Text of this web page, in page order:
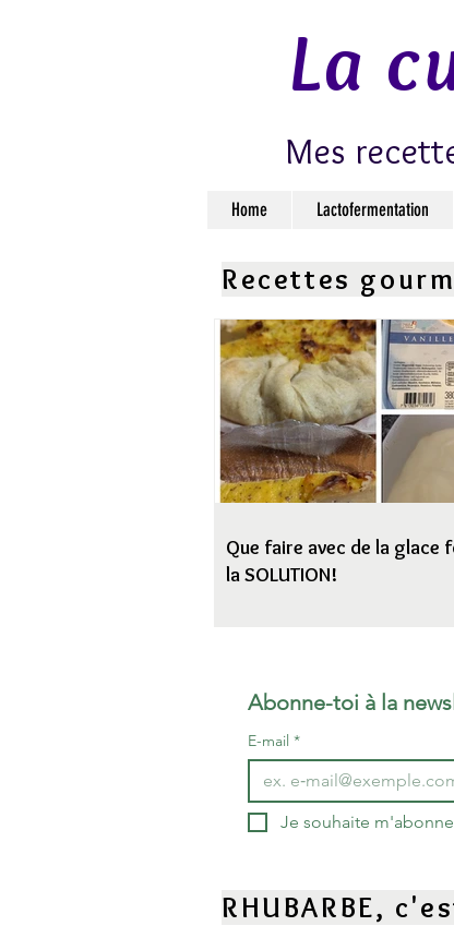
La
Mes
Home Lactofermentation
Recettes
Que faire avec de la glace
la SOLUTION!
Abonne-toi à la
E-mail *
Je souhaite
RHUBARBE,